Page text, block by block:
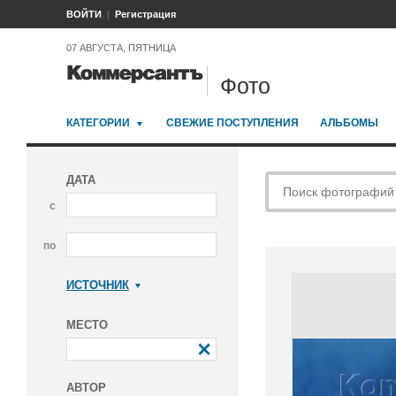
ВОЙТИ Регистрация
07 АВГУСТА, ПЯТНИЦА
Фото
КАТЕГОРИИ СВЕЖИЕ ПОСТУПЛЕНИЯ АЛЬБОМЫ
ДАТА
с
по
ИСТОЧНИК
МЕСТО
АВТОР